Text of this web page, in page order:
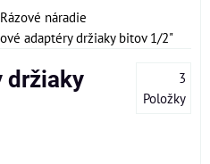
Rázové náradie
adaptéry držiaky bitov 1/2"
držiaky
3
Položky